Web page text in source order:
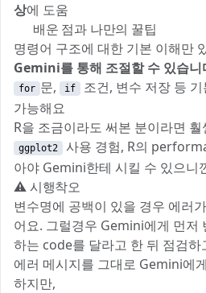
상에 도움
💡 배운 점과 나만의 꿀팁
명령어 구조에 대한 기본 이해만
Gemini를 통해 조절할 수 있습니
for 문, if
조건, 변수 저장 등
가능해요
R을 조금이라도 써본 분이라면
ggplot2
사용 경험, R의
아야 Gemini한테 시킬 수 있으니
⚠️ 시행착오
변수명에 공백이 있을 경우 에러
어요. 그럴경우 Gemini에게 먼저
하는 code를 달라고 한 뒤 점검하
에러 메시지를 그대로 Gemini에
하지만,